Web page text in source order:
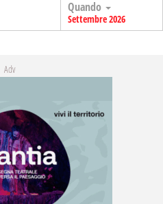
Quando
Settembre 2026
Adv